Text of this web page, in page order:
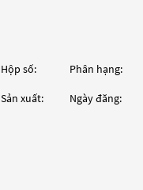
Hộp số: Phân hạng:
Sản xuất: Ngày đăng: